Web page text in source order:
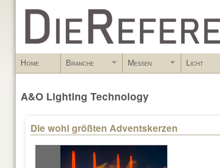
www.DieReferenz.de
Home Branche Messen Licht
A&O Lighting Technology
Die wohl größten Adventskerzen